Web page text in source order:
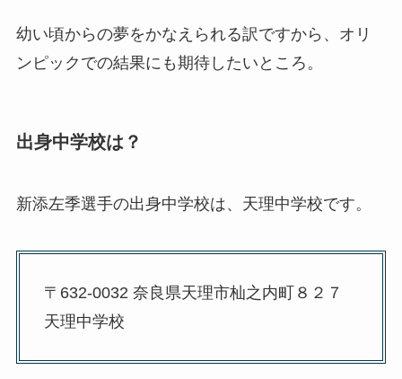
幼い頃からの夢をかなえられる訳ですから、オリ
ンピックでの結果にも期待したいところ。
出身中学校は？
新添左季選手の出身中学校は、天理中学校です。
〒632-0032 奈良県天理市杣之内町８２７
天理中学校